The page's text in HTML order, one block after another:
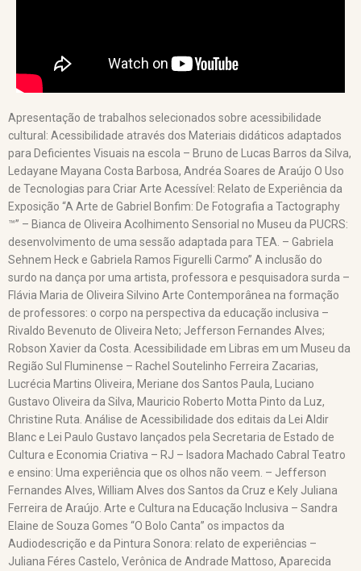
Apresentação de trabalhos selecionados sobre acessibilidade
cultural: Acessibilidade através dos Materiais didáticos adaptados
para Deficientes Visuais na escola – Bruno de Lucas Barros da Silva,
Ledayane Mayana Costa Barbosa, Andréa Soares de Araújo O Uso
de Tecnologias para Criar Arte Acessível: Relato de Experiência da
Exposição “A Arte de Gabriel Bonfim: De Fotografia a Tactography
™” – Bianca de Oliveira Acolhimento Sensorial no Museu da PUCRS:
desenvolvimento de uma sessão adaptada para TEA. – Gabriela
Sehnem Heck e Gabriela Ramos Figurelli Carmo” A inclusão do
surdo na dança por uma artista, professora e pesquisadora surda –
Flávia Maria de Oliveira Silvino Arte Contemporânea na formação
de professores: o corpo na perspectiva da educação inclusiva –
Rivaldo Bevenuto de Oliveira Neto; Jefferson Fernandes Alves;
Robson Xavier da Costa. Acessibilidade em Libras em um Museu da
Região Sul Fluminense – Rachel Soutelinho Ferreira Zacarias,
Lucrécia Martins Oliveira, Meriane dos Santos Paula, Luciano
Gustavo Oliveira da Silva, Mauricio Roberto Motta Pinto da Luz,
Christine Ruta. Análise de Acessibilidade dos editais da Lei Aldir
Blanc e Lei Paulo Gustavo lançados pela Secretaria de Estado de
Cultura e Economia Criativa – RJ – Isadora Machado Cabral Teatro
e ensino: Uma experiência que os olhos não veem. – Jefferson
Fernandes Alves, William Alves dos Santos da Cruz e Kely Juliana
Ferreira de Araújo. Arte e Cultura na Educação Inclusiva – Sandra
Elaine de Souza Gomes “O Bolo Canta” os impactos da
Audiodescrição e da Pintura Sonora: relato de experiências –
Juliana Féres Castelo, Verônica de Andrade Mattoso, Aparecida